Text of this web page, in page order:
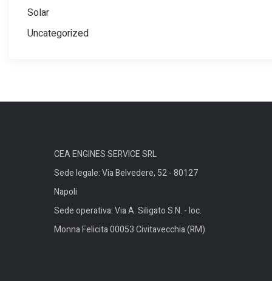
Solar
Uncategorized
CEA ENGINES SERVICE SRL
Sede legale: Via Belvedere, 52 - 80127
Napoli
Sede operativa: Via A. Siligato S.N. - loc.
Monna Felicita 00053 Civitavecchia (RM)